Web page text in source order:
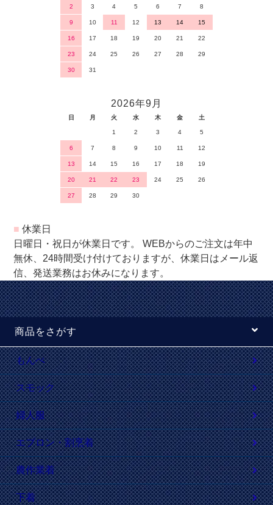
2 3 4 5 6 7 8
9 10 11 12 13 14 15
16 17 18 19 20 21 22
23 24 25 26 27 28 29
30 31
2026年9月
日 月 火 水 木 金 土
1 2 3 4 5
6 7 8 9 10 11 12
13 14 15 16 17 18 19
20 21 22 23 24 25 26
27 28 29 30
■ 休業日
日曜日・祝日が休業日です。 WEBからのご注文は年中
無休、24時間受け付けておりますが、休業日はメール返
信、発送業務はお休みになります。
商品をさがす
もんぺ
スモック
婦人服
エプロン・割烹着
農作業着
下着